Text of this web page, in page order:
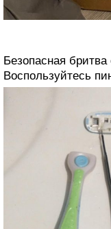
Безопасная бритва
Воспользуйтесь